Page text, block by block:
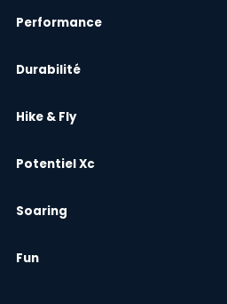
Performance
Durabilité
Hike & Fly
Potentiel Xc
Soaring
Fun